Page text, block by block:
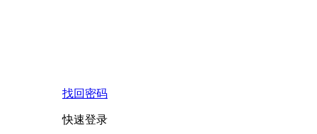
找回密码
快速登录